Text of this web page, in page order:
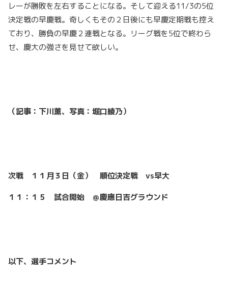
レーが勝敗を左右することになる。そして迎える11/3の5位
決定戦の早慶戦。奇しくもその２日後にも早慶定期戦も控え
ており、勝負の早慶２連戦となる。リーグ戦を5位で終わら
せ、慶大の強さを見せて欲しい。
（記事：下川薫、写真：堀口綾乃）
次戦 １１月３ 日（金） 順位決定戦 vs早大
１１：１５ 試合開始 ＠慶應日吉グラウンド
以下、選手コメント